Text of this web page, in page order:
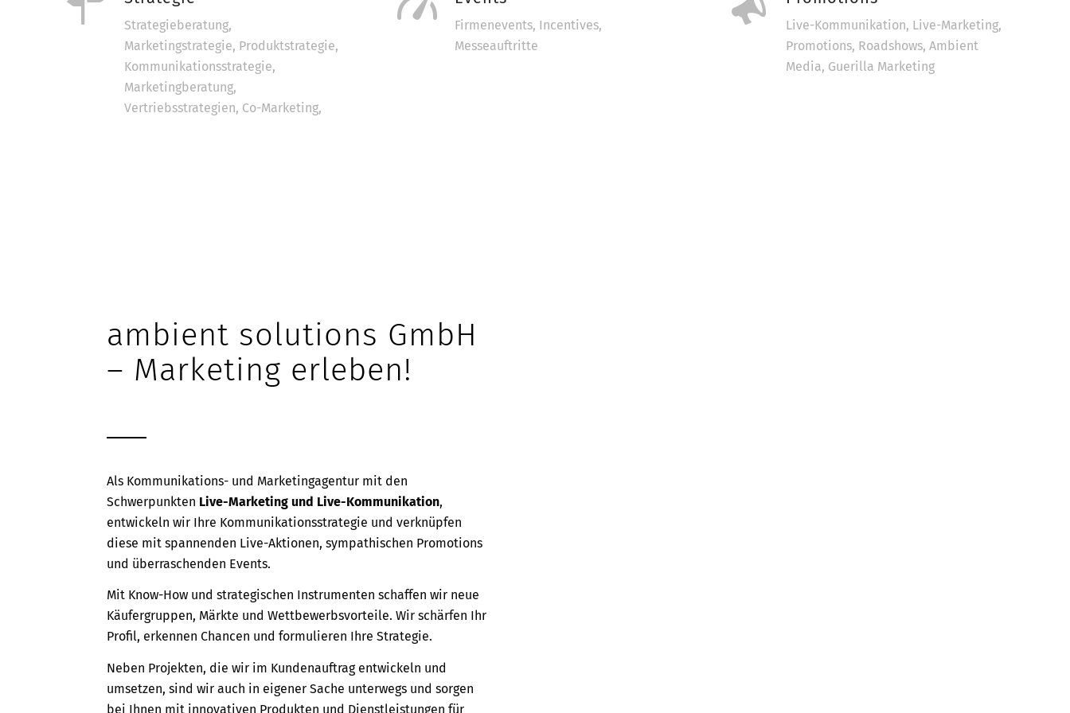
Strategieberatung,
Marketingstrategie, Produktstrategie,
Kommunikationsstrategie,
Marketingberatung,
Vertriebsstrategien, Co-Marketing,
Firmenevents, Incentives,
Messeauftritte
Live-Kommunikation, Live-Marketing,
Promotions, Roadshows, Ambient
Media, Guerilla Marketing
ambient solutions GmbH
– Marketing erleben!
Als Kommunikations- und Marketingagentur mit den
Schwerpunkten Live-Marketing und Live-Kommunikation,
entwickeln wir Ihre Kommunikationsstrategie und verknüpfen
diese mit spannenden Live-Aktionen, sympathischen Promotions
und überraschenden Events.
Mit Know-How und strategischen Instrumenten schaffen wir neue
Käufergruppen, Märkte und Wettbewerbsvorteile. Wir schärfen Ihr
Profil, erkennen Chancen und formulieren Ihre Strategie.
Neben Projekten, die wir im Kundenauftrag entwickeln und
umsetzen, sind wir auch in eigener Sache unterwegs und sorgen
bei Ihnen mit innovativen Produkten und Dienstleistungen für